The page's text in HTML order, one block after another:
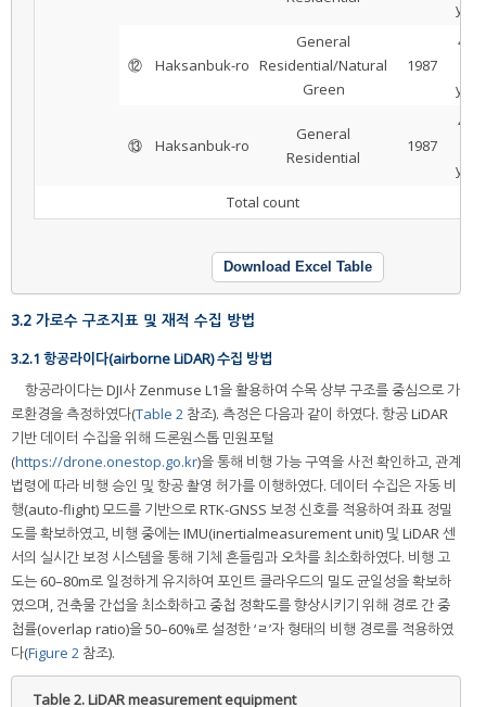
year
⑫ Haksanbuk-ro
General
Residential/Natural
Green
1987
46 ±
year
⑬ Haksanbuk-ro
General
Residential
1987
46 ±
year
Total count
Download Excel Table
3.2 가로수 구조지표 및 재적 수집 방법
3.2.1 항공라이다(airborne LiDAR) 수집 방법
항공라이다는 DJI사 Zenmuse L1을 활용하여 수목 상부 구조를 중심으로 가
로환경을 측정하였다(Table 2 참조). 측정은 다음과 같이 하였다. 항공 LiDAR
기반 데이터 수집을 위해 드론원스톱 민원포털
(https://drone.onestop.go.kr)을 통해 비행 가능 구역을 사전 확인하고, 관계
법령에 따라 비행 승인 및 항공 촬영 허가를 이행하였다. 데이터 수집은 자동 비
행(auto-flight) 모드를 기반으로 RTK-GNSS 보정 신호를 적용하여 좌표 정밀
도를 확보하였고, 비행 중에는 IMU(inertialmeasurement unit) 및 LiDAR 센
서의 실시간 보정 시스템을 통해 기체 흔들림과 오차를 최소화하였다. 비행 고
도는 60–80m로 일정하게 유지하여 포인트 클라우드의 밀도 균일성을 확보하
였으며, 건축물 간섭을 최소화하고 중첩 정확도를 향상시키기 위해 경로 간 중
첩률(overlap ratio)을 50–60%로 설정한 ‘ㄹ’자 형태의 비행 경로를 적용하였
다(Figure 2 참조).
Table 2.LiDAR measurement equipment